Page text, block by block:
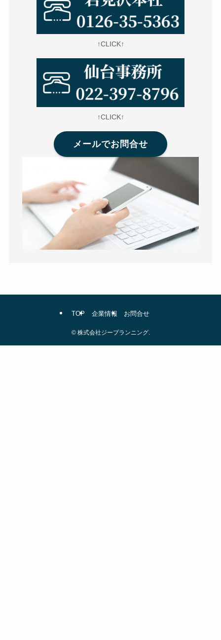
↑CLICK↑
↑CLICK↑
メールでお問合せ
TOP 企業情報 お問合せ
©株式会社ジープランニング.